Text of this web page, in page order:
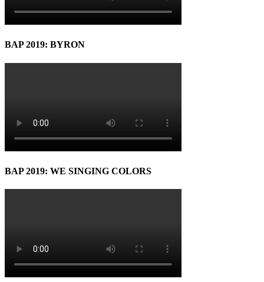
BAP 2019: BYRON
BAP 2019: WE SINGING COLORS